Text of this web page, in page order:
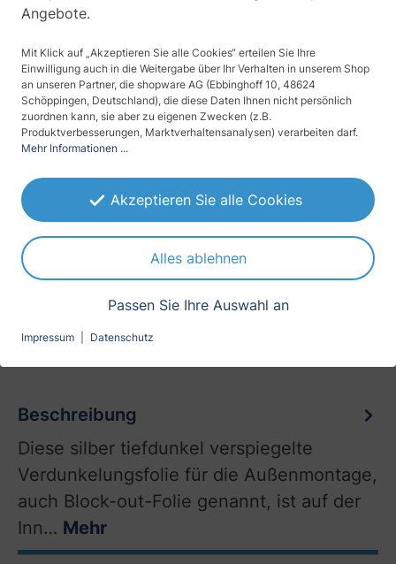
UV-Schutz :
Erscheinungsbild
maximal spiegelnd
Anbringung (Befestigung)
Beschreibung
Diese silber tiefdunkel verspiegelte
Verdunkelungsfolie für die Außenmontage,
auch Block-out-Folie genannt, ist auf der
Inn… Mehr
Angebote.
Mit Klick auf „Akzeptieren Sie alle Cookies“ erteilen Sie Ihre
Einwilligung auch in die Weitergabe über Ihr Verhalten in unserem Shop
an unseren Partner, die shopware AG (Ebbinghoff 10, 48624
Schöppingen, Deutschland), die diese Daten Ihnen nicht persönlich
zuordnen kann, sie aber zu eigenen Zwecken (z.B.
Produktverbesserungen, Marktverhaltensanalysen) verarbeiten darf.
Mehr Informationen ...
Akzeptieren Sie alle Cookies
Alles ablehnen
Passen Sie Ihre Auswahl an
Impressum Datenschutz